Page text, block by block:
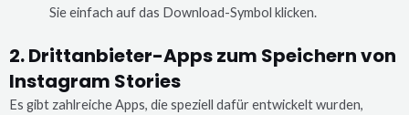
Sie einfach auf das Download-Symbol klicken.
2. Drittanbieter-Apps zum Speichern von
Instagram Stories
Es gibt zahlreiche Apps, die speziell dafür entwickelt wurden,